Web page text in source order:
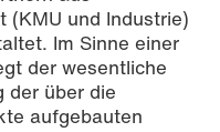
(KMU und Industrie)
Im Sinne einer
der wesentliche
der über die
aufgebauten